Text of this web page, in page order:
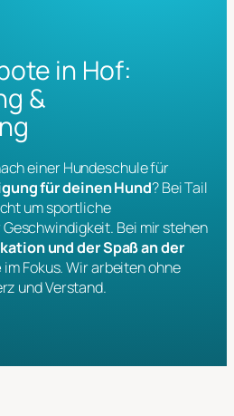
in Hof:
&
einer Hundeschule für
für deinen Hund? Bei Tail
um sportliche
Bei mir stehen
und der Spaß an der
im Fokus. Wir arbeiten ohne
und Verstand.